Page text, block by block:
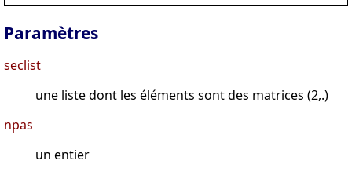
Paramètres
seclist
une liste dont les éléments sont des matrices (2,.)
npas
un entier